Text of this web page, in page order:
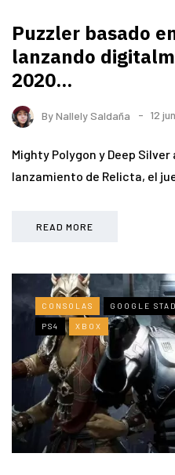
Puzzler basado
lanzando
2020...
ByNallely Saldaña 12
Mighty Polygon y Deep
lanzamiento de Relicta, el
READ MORE
CONSOLAS GOOGLE
PS4 XBOX